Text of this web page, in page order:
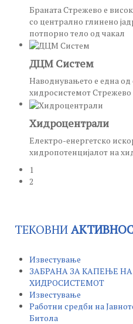
Браната Стрежево е
со централно глинено
потпорно тело од чакал
ДЦМ Систем
Наводнувањето е една
хидросистемот Стрежево
Хидроцентрали
Електро-енергетско
хидропотенцијалот на
1
2
ТЕКОВНИ
Известување
ЗАБРАНА ЗА КАПЕЊЕ
ХИДРОСИСТЕМОТ
Известување
Работни средби на
Битола